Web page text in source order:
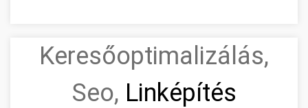
Keresőoptimalizálás,
Seo, Linképítés